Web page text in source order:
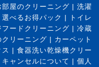
部屋のクリーニング | 洗濯
選べるお得パック |
トイレ
フードクリーニング | 冷蔵
リーニング | カーペット
| 食器洗い乾燥機クリー
キャンセルについて | 個人